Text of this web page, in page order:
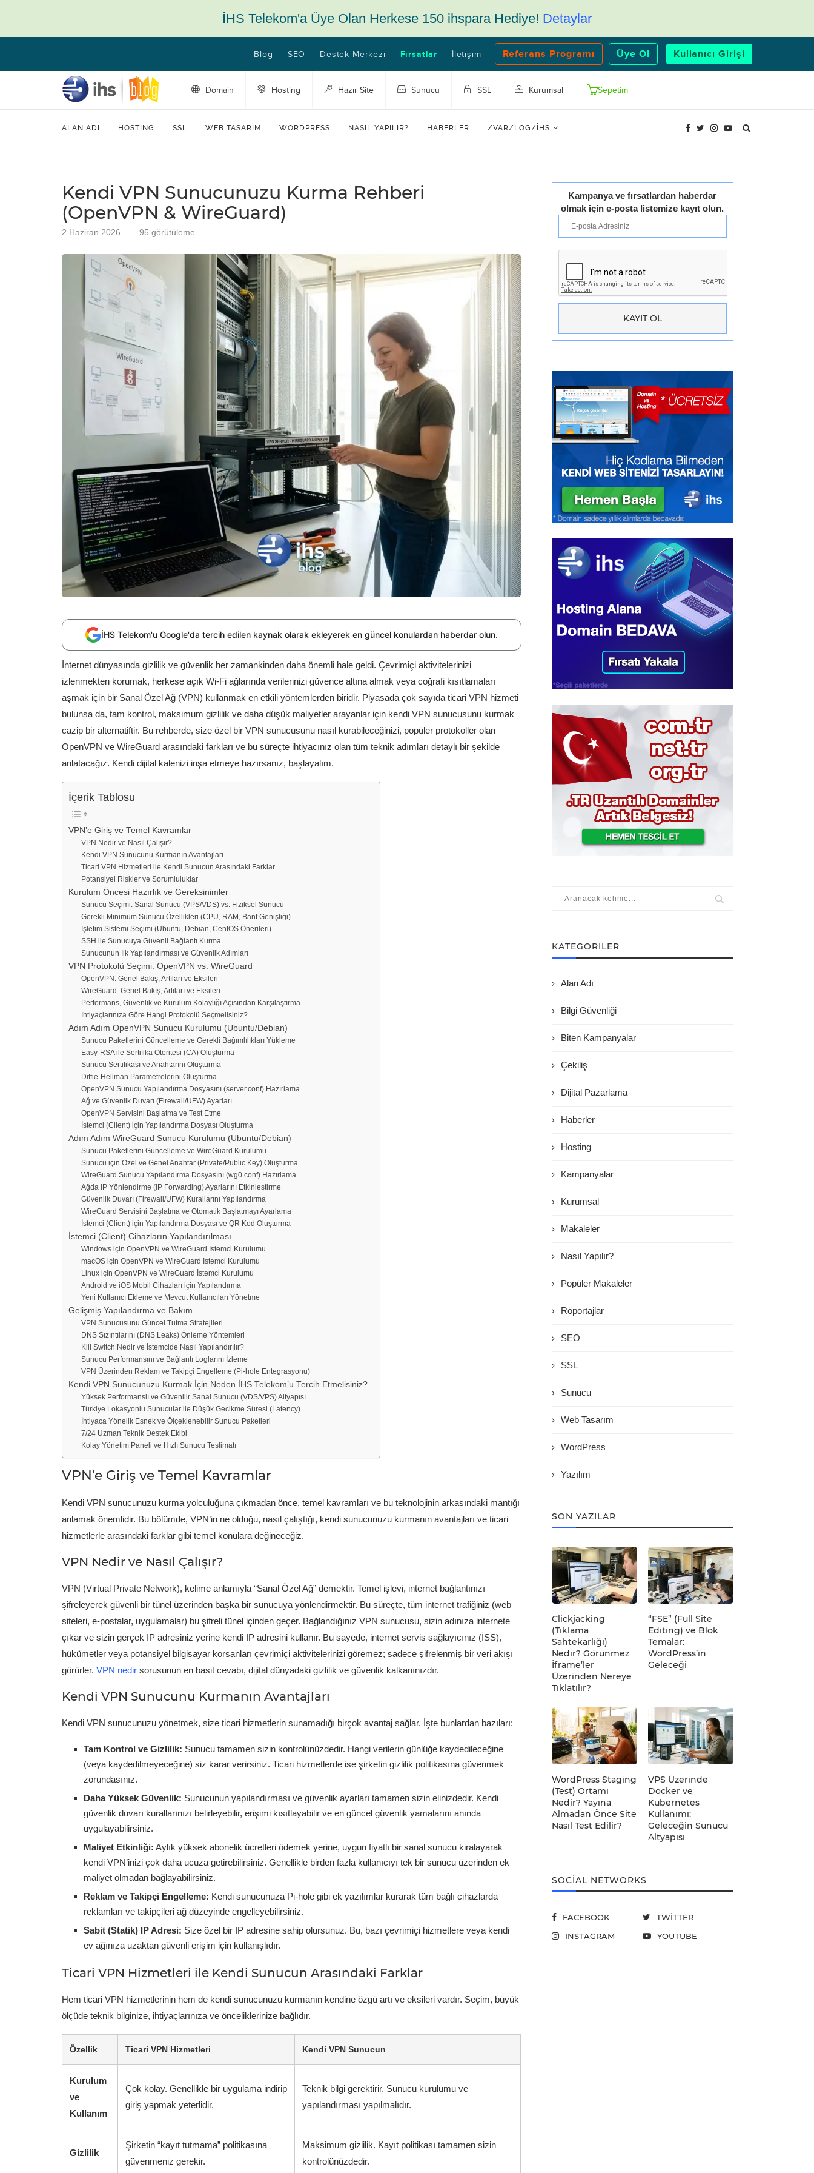
İHS Telekom'a Üye Olan Herkese 150 ihspara Hediye! Detaylar
Blog SEO Destek Merkezi Fırsatlar İletişim Referans Programı Üye Ol Kullanıcı Girişi
Domain Hosting Hazır Site Sunucu SSL Kurumsal Sepetim
ALAN ADI HOSTING SSL WEB TASARIM WORDPRESS NASIL YAPILIR? HABERLER /VAR/LOG/IHS
Kendi VPN Sunucunuzu Kurma Rehberi
(OpenVPN & WireGuard)
2 Haziran 2026 95 görütüleme
İHS Telekom'u Google'da tercih edilen kaynak olarak ekleyerek en güncel konulardan haberdar olun.
İnternet dünyasında gizlilik ve güvenlik her zamankinden daha önemli hale geldi. Çevrimiçi aktivitelerinizi
izlenmekten korumak, herkese açık Wi-Fi ağlarında verilerinizi güvence altına almak veya coğrafi kısıtlamaları
aşmak için bir Sanal Özel Ağ (VPN) kullanmak en etkili yöntemlerden biridir. Piyasada çok sayıda ticari VPN hizmeti
bulunsa da, tam kontrol, maksimum gizlilik ve daha düşük maliyetler arayanlar için kendi VPN sunucusunu kurmak
cazip bir alternatiftir. Bu rehberde, size özel bir VPN sunucusunu nasıl kurabileceğinizi, popüler protokoller olan
OpenVPN ve WireGuard arasındaki farkları ve bu süreçte ihtiyacınız olan tüm teknik adımları detaylı bir şekilde
anlatacağız. Kendi dijital kalenizi inşa etmeye hazırsanız, başlayalım.
İçerik Tablosu
VPN’e Giriş ve Temel Kavramlar
VPN Nedir ve Nasıl Çalışır?
Kendi VPN Sunucunu Kurmanın Avantajları
Ticari VPN Hizmetleri ile Kendi Sunucun Arasındaki Farklar
Potansiyel Riskler ve Sorumluluklar
Kurulum Öncesi Hazırlık ve Gereksinimler
Sunucu Seçimi: Sanal Sunucu (VPS/VDS) vs. Fiziksel Sunucu
Gerekli Minimum Sunucu Özellikleri (CPU, RAM, Bant Genişliği)
İşletim Sistemi Seçimi (Ubuntu, Debian, CentOS Önerileri)
SSH ile Sunucuya Güvenli Bağlantı Kurma
Sunucunun İlk Yapılandırması ve Güvenlik Adımları
VPN Protokolü Seçimi: OpenVPN vs. WireGuard
OpenVPN: Genel Bakış, Artıları ve Eksileri
WireGuard: Genel Bakış, Artıları ve Eksileri
Performans, Güvenlik ve Kurulum Kolaylığı Açısından Karşılaştırma
İhtiyaçlarınıza Göre Hangi Protokolü Seçmelisiniz?
Adım Adım OpenVPN Sunucu Kurulumu (Ubuntu/Debian)
Sunucu Paketlerini Güncelleme ve Gerekli Bağımlılıkları Yükleme
Easy-RSA ile Sertifika Otoritesi (CA) Oluşturma
Sunucu Sertifikası ve Anahtarını Oluşturma
Diffie-Hellman Parametrelerini Oluşturma
OpenVPN Sunucu Yapılandırma Dosyasını (server.conf) Hazırlama
Ağ ve Güvenlik Duvarı (Firewall/UFW) Ayarları
OpenVPN Servisini Başlatma ve Test Etme
İstemci (Client) için Yapılandırma Dosyası Oluşturma
Adım Adım WireGuard Sunucu Kurulumu (Ubuntu/Debian)
Sunucu Paketlerini Güncelleme ve WireGuard Kurulumu
Sunucu için Özel ve Genel Anahtar (Private/Public Key) Oluşturma
WireGuard Sunucu Yapılandırma Dosyasını (wg0.conf) Hazırlama
Ağda IP Yönlendirme (IP Forwarding) Ayarlarını Etkinleştirme
Güvenlik Duvarı (Firewall/UFW) Kurallarını Yapılandırma
WireGuard Servisini Başlatma ve Otomatik Başlatmayı Ayarlama
İstemci (Client) için Yapılandırma Dosyası ve QR Kod Oluşturma
İstemci (Client) Cihazların Yapılandırılması
Windows için OpenVPN ve WireGuard İstemci Kurulumu
macOS için OpenVPN ve WireGuard İstemci Kurulumu
Linux için OpenVPN ve WireGuard İstemci Kurulumu
Android ve iOS Mobil Cihazları için Yapılandırma
Yeni Kullanıcı Ekleme ve Mevcut Kullanıcıları Yönetme
Gelişmiş Yapılandırma ve Bakım
VPN Sunucusunu Güncel Tutma Stratejileri
DNS Sızıntılarını (DNS Leaks) Önleme Yöntemleri
Kill Switch Nedir ve İstemcide Nasıl Yapılandırılır?
Sunucu Performansını ve Bağlantı Loglarını İzleme
VPN Üzerinden Reklam ve Takipçi Engelleme (Pi-hole Entegrasyonu)
Kendi VPN Sunucunuzu Kurmak İçin Neden İHS Telekom’u Tercih Etmelisiniz?
Yüksek Performanslı ve Güvenilir Sanal Sunucu (VDS/VPS) Altyapısı
Türkiye Lokasyonlu Sunucular ile Düşük Gecikme Süresi (Latency)
İhtiyaca Yönelik Esnek ve Ölçeklenebilir Sunucu Paketleri
7/24 Uzman Teknik Destek Ekibi
Kolay Yönetim Paneli ve Hızlı Sunucu Teslimatı
VPN’e Giriş ve Temel Kavramlar
Kendi VPN sunucunuzu kurma yolculuğuna çıkmadan önce, temel kavramları ve bu teknolojinin arkasındaki mantığı
anlamak önemlidir. Bu bölümde, VPN’in ne olduğu, nasıl çalıştığı, kendi sunucunuzu kurmanın avantajları ve ticari
hizmetlerle arasındaki farklar gibi temel konulara değineceğiz.
VPN Nedir ve Nasıl Çalışır?
VPN (Virtual Private Network), kelime anlamıyla “Sanal Özel Ağ” demektir. Temel işlevi, internet bağlantınızı
şifreleyerek güvenli bir tünel üzerinden başka bir sunucuya yönlendirmektir. Bu süreçte, tüm internet trafiğiniz (web
siteleri, e-postalar, uygulamalar) bu şifreli tünel içinden geçer. Bağlandığınız VPN sunucusu, sizin adınıza internete
çıkar ve sizin gerçek IP adresiniz yerine kendi IP adresini kullanır. Bu sayede, internet servis sağlayıcınız (İSS),
hükümetler veya potansiyel bilgisayar korsanları çevrimiçi aktivitelerinizi göremez; sadece şifrelenmiş bir veri akışı
görürler. VPN nedir sorusunun en basit cevabı, dijital dünyadaki gizlilik ve güvenlik kalkanınızdır.
Kendi VPN Sunucunu Kurmanın Avantajları
Kendi VPN sunucunuzu yönetmek, size ticari hizmetlerin sunamadığı birçok avantaj sağlar. İşte bunlardan bazıları:
Tam Kontrol ve Gizlilik: Sunucu tamamen sizin kontrolünüzdedir. Hangi verilerin günlüğe kaydedileceğine
(veya kaydedilmeyeceğine) siz karar verirsiniz. Ticari hizmetlerde ise şirketin gizlilik politikasına güvenmek
zorundasınız.
Daha Yüksek Güvenlik: Sunucunun yapılandırması ve güvenlik ayarları tamamen sizin elinizdedir. Kendi
güvenlik duvarı kurallarınızı belirleyebilir, erişimi kısıtlayabilir ve en güncel güvenlik yamalarını anında
uygulayabilirsiniz.
Maliyet Etkinliği: Aylık yüksek abonelik ücretleri ödemek yerine, uygun fiyatlı bir sanal sunucu kiralayarak
kendi VPN’inizi çok daha ucuza getirebilirsiniz. Genellikle birden fazla kullanıcıyı tek bir sunucu üzerinden ek
maliyet olmadan bağlayabilirsiniz.
Reklam ve Takipçi Engelleme: Kendi sunucunuza Pi-hole gibi ek yazılımlar kurarak tüm bağlı cihazlarda
reklamları ve takipçileri ağ düzeyinde engelleyebilirsiniz.
Sabit (Statik) IP Adresi: Size özel bir IP adresine sahip olursunuz. Bu, bazı çevrimiçi hizmetlere veya kendi
ev ağınıza uzaktan güvenli erişim için kullanışlıdır.
Ticari VPN Hizmetleri ile Kendi Sunucun Arasındaki Farklar
Hem ticari VPN hizmetlerinin hem de kendi sunucunuzu kurmanın kendine özgü artı ve eksileri vardır. Seçim, büyük
ölçüde teknik bilginize, ihtiyaçlarınıza ve önceliklerinize bağlıdır.
Özellik Ticari VPN Hizmetleri Kendi VPN Sunucun
Kurulum
ve
Kullanım
Çok kolay. Genellikle bir uygulama indirip
giriş yapmak yeterlidir.
Teknik bilgi gerektirir. Sunucu kurulumu ve
yapılandırması yapılmalıdır.
Gizlilik
Şirketin “kayıt tutmama” politikasına
güvenmeniz gerekir.
Maksimum gizlilik. Kayıt politikası tamamen sizin
kontrolünüzdedir.
Kampanya ve fırsatlardan haberdar
olmak için e-posta listemize kayıt olun.
KATEGORILER
Alan Adı
Bilgi Güvenliği
Biten Kampanyalar
Çekiliş
Dijital Pazarlama
Haberler
Hosting
Kampanyalar
Kurumsal
Makaleler
Nasıl Yapılır?
Popüler Makaleler
Röportajlar
SEO
SSL
Sunucu
Web Tasarım
WordPress
Yazılım
SON YAZILAR
Clickjacking
(Tıklama
Sahtekarlığı)
Nedir? Görünmez
İframe’ler
Üzerinden Nereye
Tıklatılır?
“FSE” (Full Site
Editing) ve Blok
Temalar:
WordPress’in
Geleceği
WordPress Staging
(Test) Ortamı
Nedir? Yayına
Almadan Önce Site
Nasıl Test Edilir?
VPS Üzerinde
Docker ve
Kubernetes
Kullanımı:
Geleceğin Sunucu
Altyapısı
SOCIAL NETWORKS
FACEBOOK
TWITTER
INSTAGRAM
YOUTUBE